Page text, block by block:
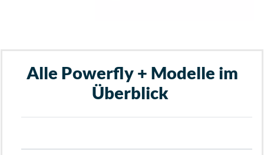
Alle Powerfly + Modelle im
Überblick